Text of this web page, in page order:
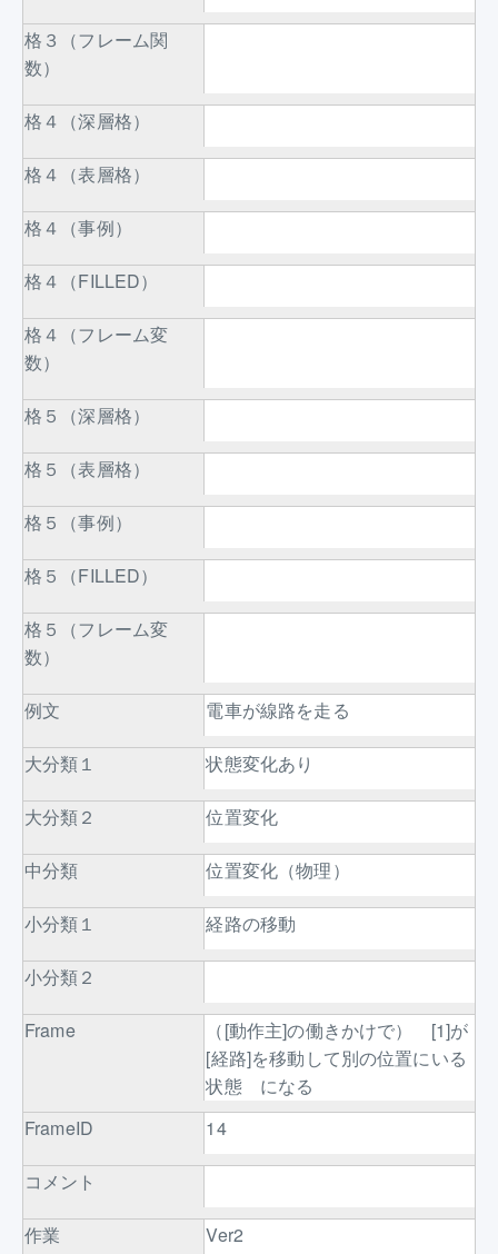
格３（フレーム関
数）
格４（深層格）
格４（表層格）
格４（事例）
格４（FILLED）
格４（フレーム変
数）
格５（深層格）
格５（表層格）
格５（事例）
格５（FILLED）
格５（フレーム変
数）
例文 電車が線路を走る
大分類１ 状態変化あり
大分類２ 位置変化
中分類 位置変化（物理）
小分類１ 経路の移動
小分類２
Frame
（[動作主]の働きかけで） [1]が
[経路]を移動して別の位置にいる
状態 になる
FrameID
14
コメント
作業 Ver2